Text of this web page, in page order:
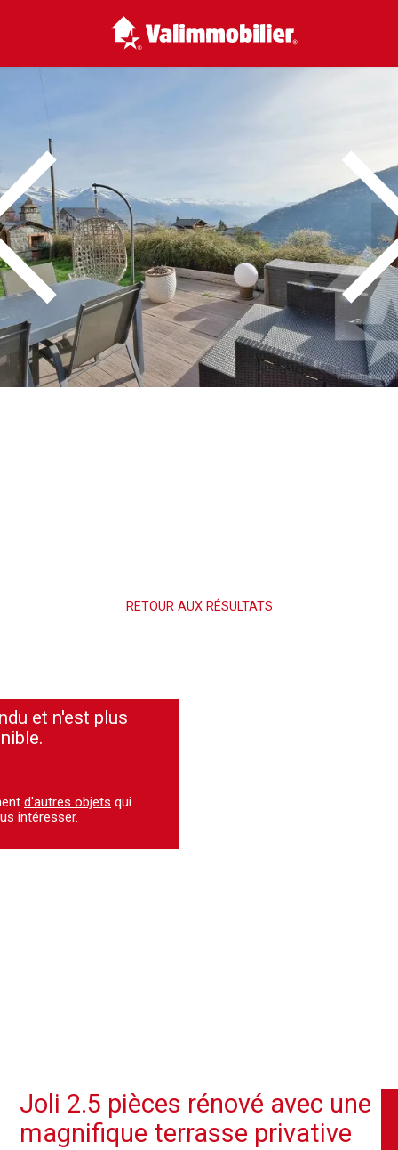
et n'est plus
d'autres objets qui
intéresser.
RETOUR AUX RÉSULTATS
Joli 2.5 pièces rénové avec une
magnifique terrasse privative